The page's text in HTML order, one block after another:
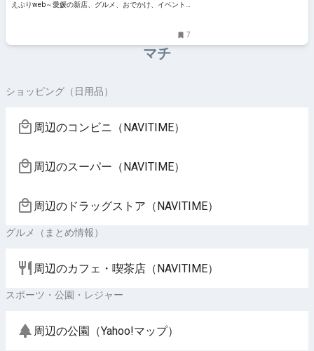
えぷりweb～愛媛の新店、グルメ、おでかけ、イベント
7
マチ
ショッピング（日用品）
周辺のコンビニ（NAVITIME）
周辺のスーパー（NAVITIME）
周辺のドラッグストア（NAVITIME）
グルメ（まとめ情報）
周辺のカフェ・喫茶店（NAVITIME）
スポーツ・公園・レジャー
周辺の公園（Yahoo!マップ）